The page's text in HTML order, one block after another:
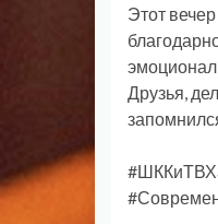
Этот
Друзья,